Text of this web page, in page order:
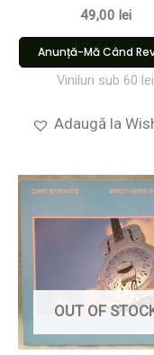
49,00 lei
Anunță-Mă Când
Viniluri sub 60 lei
Adaugă la
OUT OF